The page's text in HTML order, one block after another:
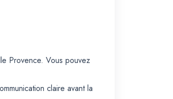
Provence. Vous pouvez
claire avant la